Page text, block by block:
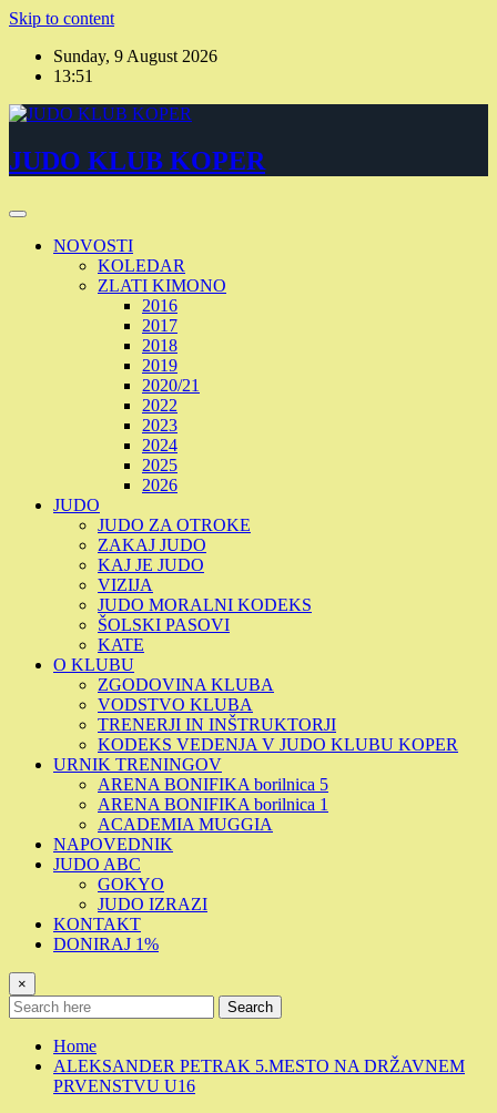
Skip to content
Sunday, 9 August 2026
13:51
JUDO KLUB KOPER
NOVOSTI
KOLEDAR
ZLATI KIMONO
2016
2017
2018
2019
2020/21
2022
2023
2024
2025
2026
JUDO
JUDO ZA OTROKE
ZAKAJ JUDO
KAJ JE JUDO
VIZIJA
JUDO MORALNI KODEKS
ŠOLSKI PASOVI
KATE
O KLUBU
ZGODOVINA KLUBA
VODSTVO KLUBA
TRENERJI IN INŠTRUKTORJI
KODEKS VEDENJA V JUDO KLUBU KOPER
URNIK TRENINGOV
ARENA BONIFIKA borilnica 5
ARENA BONIFIKA borilnica 1
ACADEMIA MUGGIA
NAPOVEDNIK
JUDO ABC
GOKYO
JUDO IZRAZI
KONTAKT
DONIRAJ 1%
×
Search
Home
ALEKSANDER PETRAK 5.MESTO NA DRŽAVNEM
PRVENSTVU U16